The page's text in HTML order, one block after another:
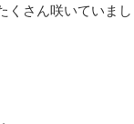
くさん咲いていまし